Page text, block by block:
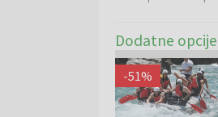
Dodatne opcije
-51%